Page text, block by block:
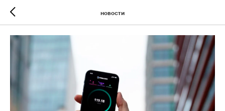
новости